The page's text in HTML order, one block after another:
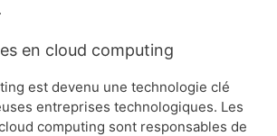
en cloud computing
est devenu une technologie clé
entreprises technologiques. Les
computing sont responsables de